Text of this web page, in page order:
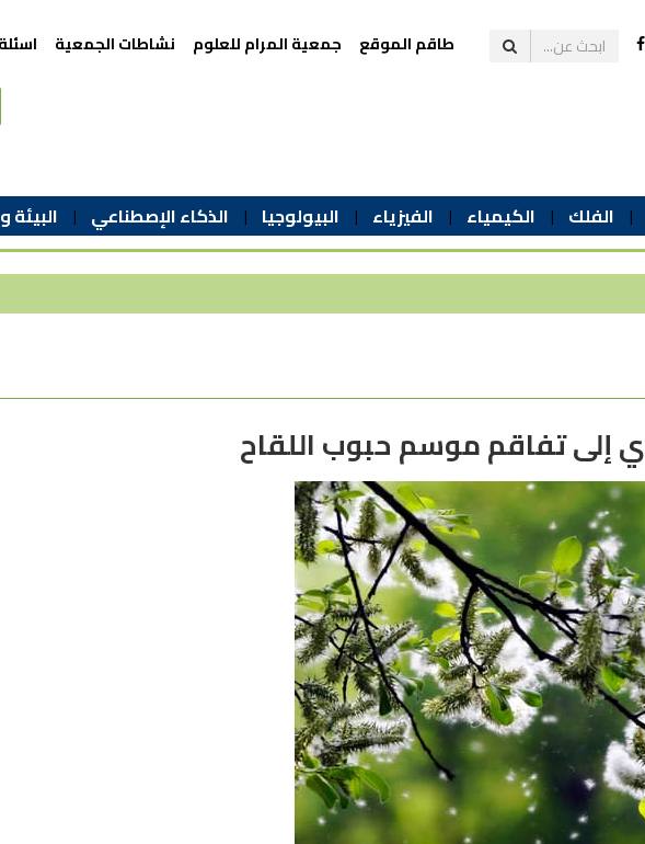
الفلك الكيمياء الفيزياء البيولوجيا الذكاء الإصطناعي البيئة
طاقم الموقع جمعية المرام للعلوم نشاطات الجمعية
إلى تفاقم موسم حبوب اللقاح